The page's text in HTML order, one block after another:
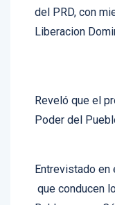
Liberacion
Poder del
que conducen
Baldeyaque y